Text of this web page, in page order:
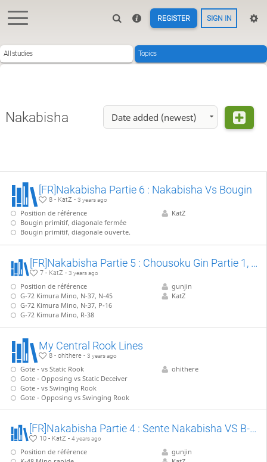
REGISTER SIGN IN
All studies Topics
Nakabisha Date added (newest)
[FR]Nakabisha Partie 6 : Nakabisha Vs Bougin
8 - KatZ -3 years ago
Position de référence
Bougin primitif, diagonale fermée
Bougin primitif, diagonale ouverte.
KatZ
[FR]Nakabisha Partie 5 : Chousoku Gin Partie 1, variantes sans Anaguma
7 - KatZ - 3 years ago
Position de référence
G-72 Kimura Mino, N-37, N-45
G-72 Kimura Mino, N-37, P-16
G-72 Kimura Mino, R-38
gunjin
KatZ
My Central Rook Lines
8 - ohithere -3 years ago
Gote - vs Static Rook
Gote - Opposing vs Static Deceiver
Gote - vs Swinging Rook
Gote - Opposing vs Swinging Rook
ohithere
[FR]Nakabisha Partie 4 : Sente Nakabisha VS B-13, partie 1/3 : P-55 anticipé
10 - KatZ - 4 years ago
Position de référence
gunjin